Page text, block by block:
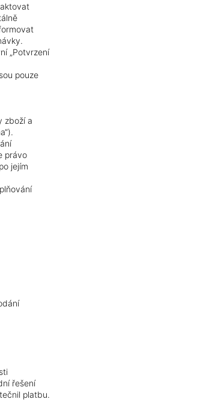
„Potvrzení
pouze
zboží a
právo
jejím
řešení
platbu.